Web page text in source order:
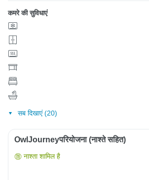
कमरे की सुविधाएं
सब दिखाएं (20)
OwlJourneyपरियोजना (नाश्ते सहित)
नाश्ता शामिल है